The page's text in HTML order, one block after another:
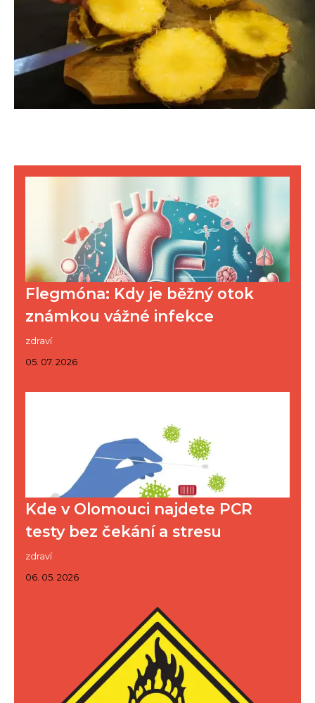
Flegmóna: Kdy je běžný otok
známkou vážné infekce
zdraví
05. 07. 2026
Kde v Olomouci najdete PCR
testy bez čekání a stresu
zdraví
06. 05. 2026